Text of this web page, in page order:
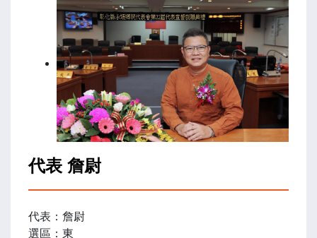
代表 詹尉
代表：詹尉
選區：東